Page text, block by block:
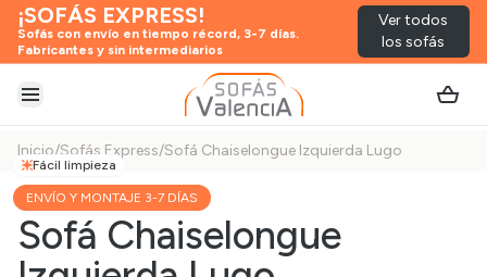
¡SOFÁS EXPRESS!
Sofás con envío en tiempo récord, 3-7 días.
Fabricantes y sin intermediarios
Ver todos
los sofás
Abrir menú
Inicio/Sofás Express/Sofá Chaiselongue Izquierda Lugo
ENVÍO Y MONTAJE 3-7 DÍAS
Fácil limpieza
Sofá Chaiselongue